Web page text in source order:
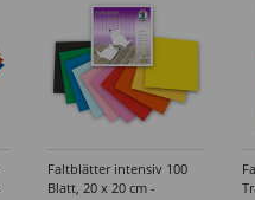
Faltblätter intensiv 100
Blatt, 20 x 20 cm -